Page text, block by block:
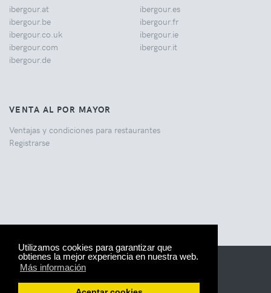
Utilizamos cookies para garantizar que
obtienes la mejor experiencia en nuestra web.
Más información
ibergour.at
ibergour.be
ibergour.co.uk
ibergour.com
ibergour.de
ibergour.es
ibergour.fr
ibergour.ie
ibergour.it
VENTA AL POR MAYOR
Ventajas y condiciones para restaurantes
Registrarse
© 2005-2026 IberGour.